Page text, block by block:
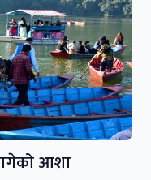
आशा